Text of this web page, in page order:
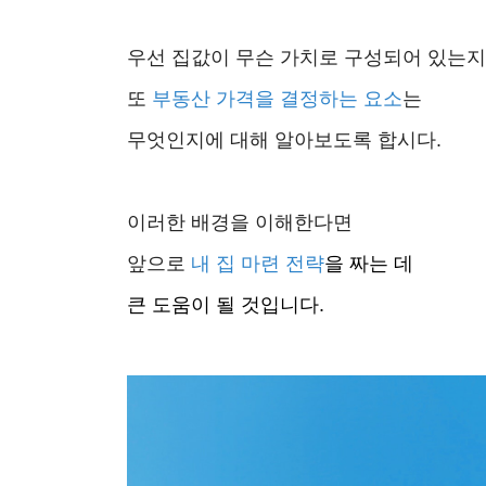
우선 집값이 무슨 가치로 구성되어 있는
또 부동산 가격을 결정하는 요소는
무엇인지에 대해 알아보도록 합시다.
이러한 배경을 이해한다면
앞으로 내 집 마련 전략을 짜는 데
큰 도움이 될 것입니다.